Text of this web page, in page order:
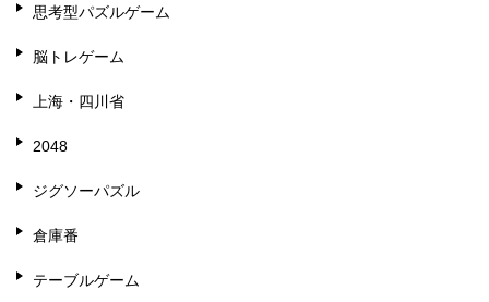
思考型パズルゲーム
脳トレゲーム
上海・四川省
2048
ジグソーパズル
倉庫番
テーブルゲーム